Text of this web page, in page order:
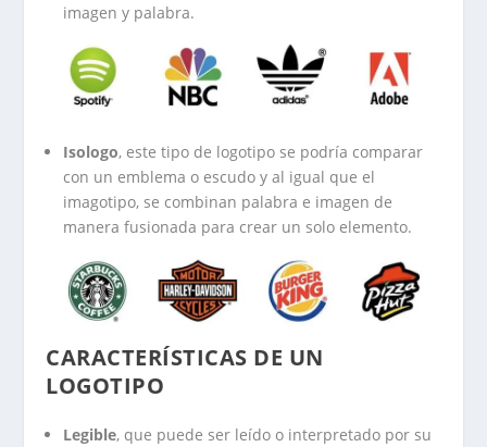
imagen y palabra.
Isologo, este tipo de logotipo se podría comparar
con un emblema o escudo y al igual que el
imagotipo, se combinan palabra e imagen de
manera fusionada para crear un solo elemento.
CARACTERÍSTICAS DE UN
LOGOTIPO
Legible, que puede ser leído o interpretado por su